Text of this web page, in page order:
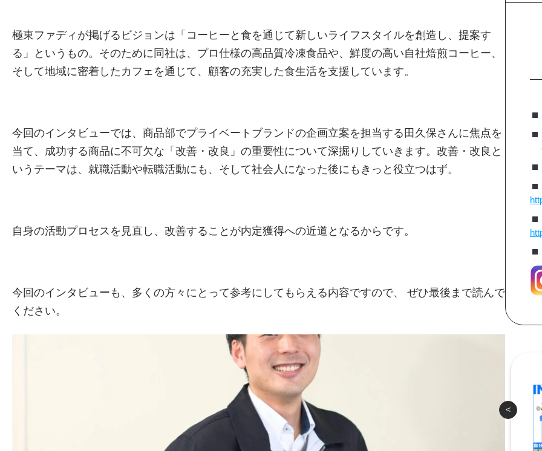
極東ファディが掲げるビジョンは「コーヒーと食を通じて新しいライフスタイルを創造し、提案す
る」というもの。そのために同社は、プロ仕様の高品質冷凍食品や、鮮度の高い自社焙煎コーヒー、
そして地域に密着したカフェを通じて、顧客の充実した食生活を支援しています。
今回のインタビューでは、商品部でプライベートブランドの企画立案を担当する田久保さんに焦点を
当て、成功する商品に不可欠な「改善・改良」の重要性について深掘りしていきます。改善・改良と
いうテーマは、就職活動や転職活動にも、そして社会人になった後にもきっと役立つはず。
自身の活動プロセスを見直し、改善することが内定獲得への近道となるからです。
今回のインタビューも、多くの方々にとって参考にしてもらえる内容ですので、 ぜひ最後まで読んで
ください。
＼時間がなくても大丈夫！／
インスタなら
５分でわかる！
Follow me!!
<